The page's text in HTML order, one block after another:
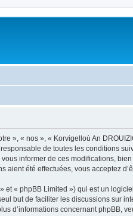
», « nos », « Korvigelloù An
de toutes les conditions
informer de ces modifications,
été effectuées, vous acceptez
« phpBB Limited ») qui est un
but de faciliter les discussions sur
d’informations concernant phpBB,